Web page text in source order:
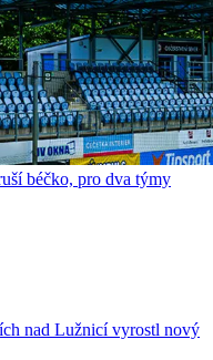
béčko, pro dva týmy
nad Lužnicí vyrostl nový